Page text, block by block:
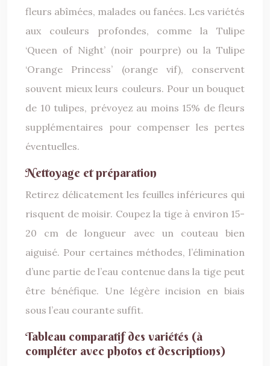
fleurs abîmées, malades ou fanées. Les variétés
aux couleurs profondes, comme la Tulipe
‘Queen of Night’ (noir pourpre) ou la Tulipe
‘Orange Princess’ (orange vif), conservent
souvent mieux leurs couleurs. Pour un bouquet
de 10 tulipes, prévoyez au moins 15% de fleurs
supplémentaires pour compenser les pertes
éventuelles.
Nettoyage et préparation
Retirez délicatement les feuilles inférieures qui
risquent de moisir. Coupez la tige à environ 15-
20 cm de longueur avec un couteau bien
aiguisé. Pour certaines méthodes, l’élimination
d’une partie de l’eau contenue dans la tige peut
être bénéfique. Une légère incision en biais
sous l’eau courante suffit.
Tableau comparatif des variétés (à
compléter avec photos et descriptions)